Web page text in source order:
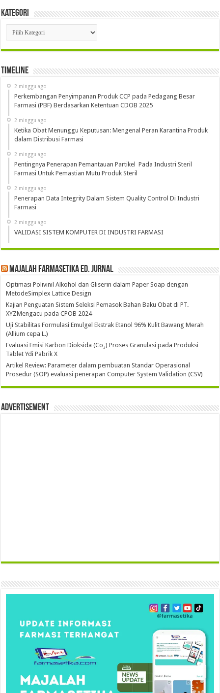
Kategori
Kategori
Timeline
2 minggu ago
Perkembangan Penyimpanan Produk CCP pada Pedagang Besar
Farmasi (PBF) Berdasarkan Ketentuan CDOB 2025
2 minggu ago
Ketika Obat Menunggu Keputusan: Mengenal Peran Karantina Produk
dalam Distribusi Farmasi
2 minggu ago
Pentingnya Penerapan Pemantauan Partikel Pada Industri Steril
Farmasi Untuk Pemastian Mutu Produk Steril
2 minggu ago
Penerapan Data Integrity Dalam Sistem Quality Control Di Industri
Farmasi
2 minggu ago
VALIDASI SISTEM KOMPUTER DI INDUSTRI FARMASI
Majalah Farmasetika Ed. Jurnal
Optimasi Polivinil Alkohol dan Gliserin dalam Paper Soap dengan
MetodeSimplex Lattice Design
Kajian Penguatan Sistem Seleksi Pemasok Bahan Baku Obat di PT.
XYZMengacu pada CPOB 2024
Uji Stabilitas Formulasi Emulgel Ekstrak Etanol 96% Kulit Bawang Merah
(Allium cepa L.)
Evaluasi Emisi Karbon Dioksida (Co₂) Proses Granulasi pada Produksi
Tablet Ydi Pabrik X
Artikel Review: Parameter dalam pembuatan Standar Operasional
Prosedur (SOP) evaluasi penerapan Computer System Validation (CSV)
Advertisement